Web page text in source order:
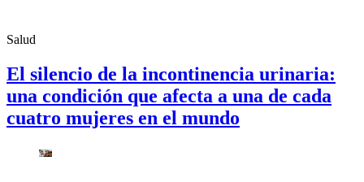
Salud
El silencio de la incontinencia urinaria:
una condición que afecta a una de cada
cuatro mujeres en el mundo